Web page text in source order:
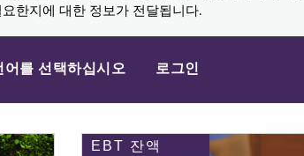
한지에 대한 정보가 전달됩니다.
어를 선택하십시오 로그인
EBT 잔액